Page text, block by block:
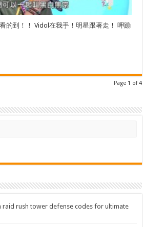
的到！！ Vidol在我手！明星跟著走！ 呷蹦
Page 1 of 4
raid rush tower defense codes for ultimate